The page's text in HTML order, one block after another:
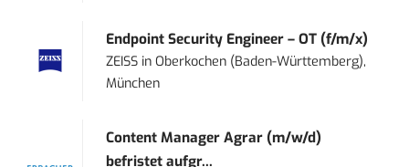
Endpoint Security Engineer – OT (f/m/x)
ZEISS inOberkochen (Baden-Württemberg),
München
Content Manager Agrar (m/w/d)
befristet aufgr...